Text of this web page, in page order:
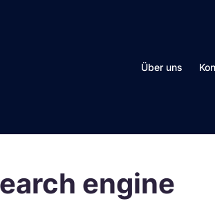
Über uns
engine